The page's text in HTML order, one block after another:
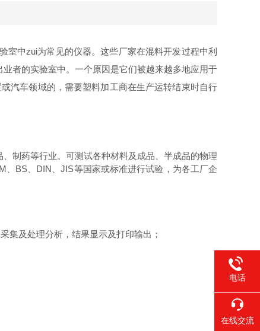
中zui为常见的仪器。这些厂家在混料开发过程中利
者的实验室中。一个原因是它们被越来越多地应用于
汽车领域的，需要塑料加工商在生产运转结束时自行
制药等行业。可测试各种材料及成品、半成品的物理
BS、DIN、JIS等国家或标准进行试验，为各工厂企
集及处理分析，结果显示及打印输出；
电话
在线交流